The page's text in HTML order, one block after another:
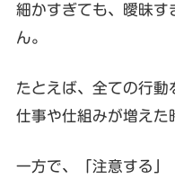
細かすぎても、曖昧す
ん。
たとえば、全ての行動
仕事や仕組みが増えた
一方で、「注意する」